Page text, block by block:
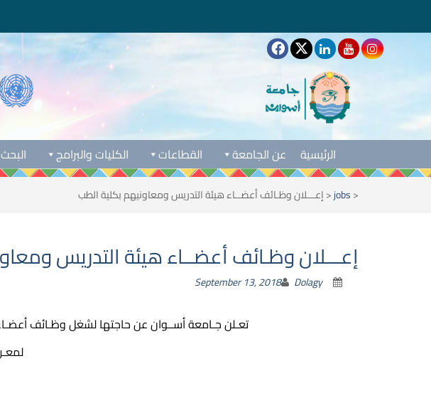
الكليات والبرامج القطاعات عن الجامعة الرئيسية
<
jobs
<إعـــلان وظـائف أعضــاء هيئة التدريس ومعاونيهم بكلية الطب
إعـــلان وظـائف أعضــاء هيئة التدريس
September 13, 2018 Dolagy
تعـلن جـامعة أســوان عن حاجتها لشغل وظـائف